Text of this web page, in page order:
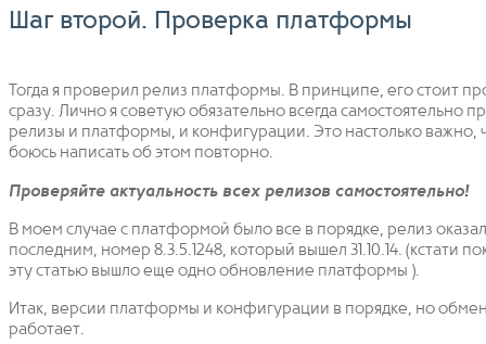
Шаг второй. Проверка платформы
Тогда я проверил релиз платформы. В принципе, его стоит
сразу. Лично я советую обязательно всегда самостоятельно
релизы и платформы, и конфигурации. Это настолько важно,
боюсь написать об этом повторно.
Проверяйте актуальность всех релизов самостоятельно!
В моем случае с платформой было все в порядке, релиз
последним, номер 8.3.5.1248, который вышел 31.10.14. (кстати
эту статью вышло еще одно обновление платформы ).
Итак, версии платформы и конфигурации в порядке, но
работает.